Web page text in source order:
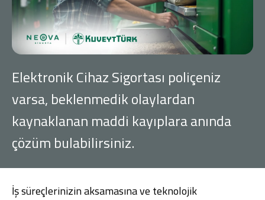
Konut Finansmanı
Yatırım Fonları
Ticari Kartlar
Tarım Finansmanı
Elektronik Cihaz Sigortası poliçeniz
varsa, beklenmedik olaylardan
kaynaklanan maddi kayıplara anında
çözüm bulabilirsiniz.
İş süreçlerinizin aksamasına ve teknolojik